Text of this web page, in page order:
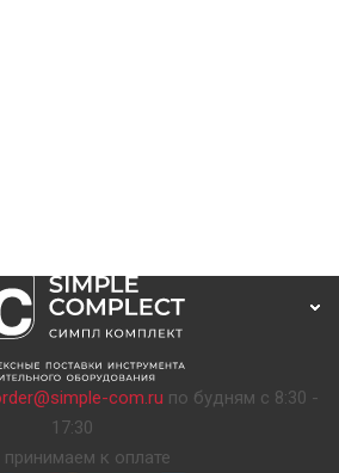
com.ru по будням с 8:30 -
17:30
к оплате